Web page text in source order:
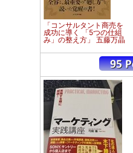
「コンサルタント商売を
成功に導く 「5つの仕組
み」の整え方」 五藤万晶